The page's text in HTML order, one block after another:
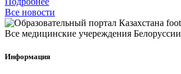
Все новости
Все медицинские учереждения Белоруссии
Информация